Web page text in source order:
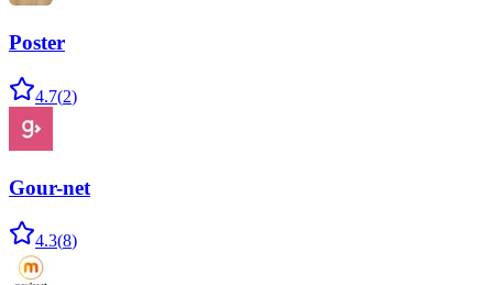
Poster
4.7(2)
Gour-net
4.3(8)